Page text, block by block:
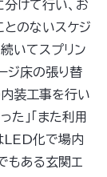
けて行い、お
のないスケジ
いてスプリン
ジ床の張り替
内装工事を行い
た」「また利用
LED化で場内
もある玄関エ